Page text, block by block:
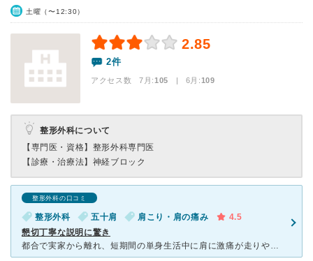
土曜（〜12:30）
2.85
2件
アクセス数 7月:105 | 6月:109
整形外科について
【専門医・資格】 整形外科専門医
【診療・治療法】 神経ブロック
整形外科の口コミ
整形外科 五十肩 肩こり・肩の痛み
4.5
懇切丁寧な説明に驚き
都合で実家から離れ、短期間の単身生活中に肩に激痛が走りやむなくネットで当医院を見つけ事前予約の有無等を確認するため電話したところすぐ来院ＯＫとのこと。 問診でしっかり話を聞いてくださりひとまずホッと